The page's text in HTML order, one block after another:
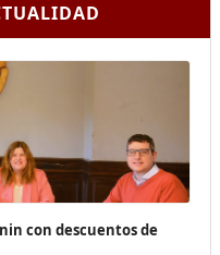
con descuentos de